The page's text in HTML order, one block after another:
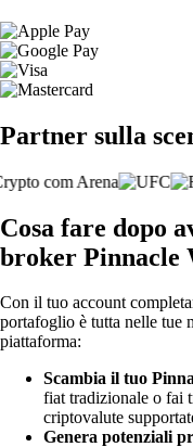
Partner sulla
Cosa fare dopo
broker Pinnacle
Con il tuo account
portafoglio è tutta nelle tue
piattaforma:
Scambia il tuo
fiat tradizionale o fai
criptovalute
Genera potenziali